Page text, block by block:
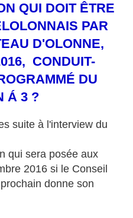
QUI DOIT ÊTRE
PAR
D'OLONNE,
CONDUIT-
DU
Á 3 ?
suite à l'interview du
qui sera posée aux
2016 si le Conseil
donne son